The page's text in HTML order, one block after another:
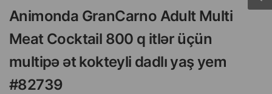
Animonda GranCarno Adult Multi
Meat Cocktail 800 q itlər üçün
multipə ət kokteyli dadlı yaş yem
#82739